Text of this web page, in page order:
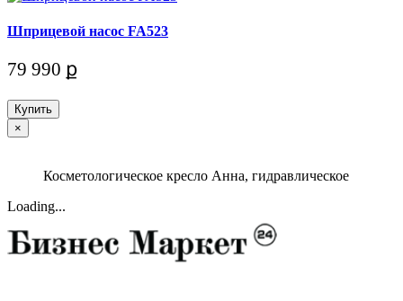
Шприцевой насос FA523
79 990 ք
Купить
×
Косметологическое кресло Анна, гидравлическое
Loading...